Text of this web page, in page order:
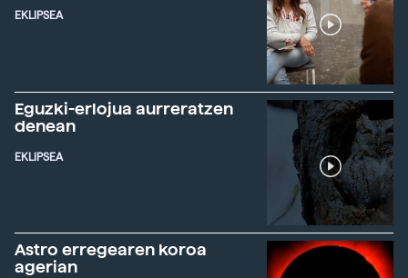
EKLIPSEA
Eguzki-erlojua aurreratzen
denean
EKLIPSEA
Astro erregearen koroa
agerian